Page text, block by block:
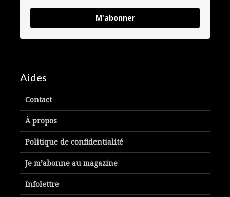
M'abonner
Aides
Contact
À propos
Politique de confidentialité
Je m’abonne au magazine
Infolettre